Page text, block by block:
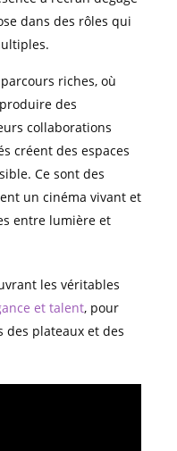
dans des rôles qui
riches, où
des
collaborations
créent des espaces
Ce sont des
un cinéma vivant et
entre lumière et
les véritables
et talent, pour
des plateaux et des